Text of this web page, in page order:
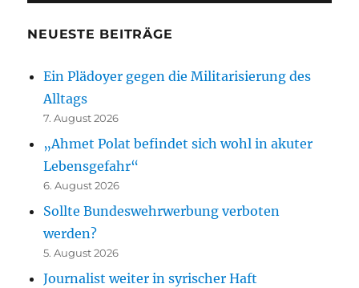
NEUESTE BEITRÄGE
Ein Plädoyer gegen die Militarisierung des
Alltags
7. August 2026
„Ahmet Polat befindet sich wohl in akuter
Lebensgefahr“
6. August 2026
Sollte Bundeswehrwerbung verboten
werden?
5. August 2026
Journalist weiter in syrischer Haft